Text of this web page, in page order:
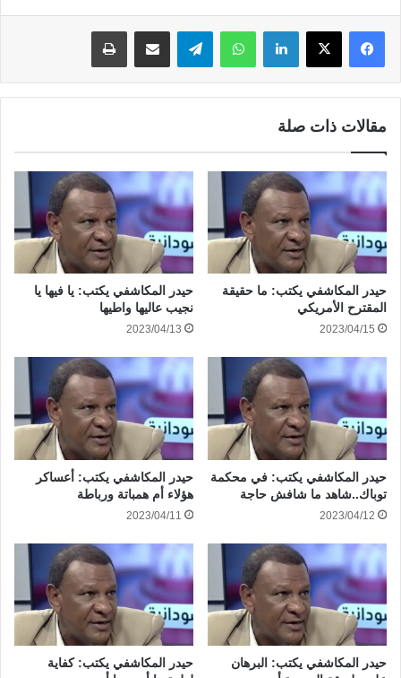
لينكدإن واتساب
مقالات ذات صلة
حيدر المكاشفي يكتب: ما حقيقة
المقترح الأمريكي
2023/04/15
حيدر المكاشفي يكتب: يا فيها يا
نجيب عاليها واطيها
2023/04/13
حيدر المكاشفي يكتب: في محكمة
توباك..شاهد ما شافش حاجة
2023/04/12
حيدر المكاشفي يكتب: أعساكر
هؤلاء أم همباتة ورباطة
2023/04/11
حيدر المكاشفي يكتب: البرهان
حيدر المكاشفي يكتب: كفاية